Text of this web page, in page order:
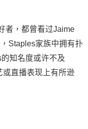
者，都曾看过Jaime
Staples家族中拥有扑
知名度或许不及
直播表现上有所逊